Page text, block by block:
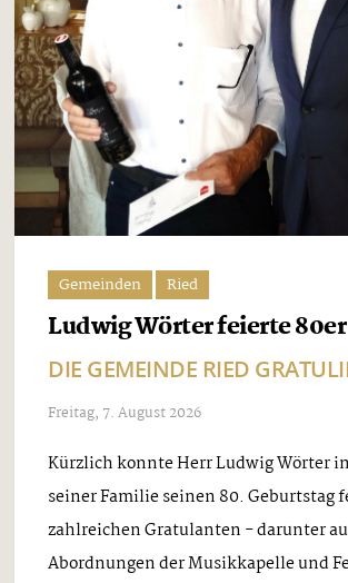
Gemeinden Ried
Ludwig Wörter feierte 80er
DIE GEMEINDE RIED
Freitag, 7. August 2026
Kürzlich konnte Herr Ludwig Wörter
seiner Familie seinen 80. Geburtstag
zahlreichen Gratulanten - darunter
Abordnungen der Musikkapelle und